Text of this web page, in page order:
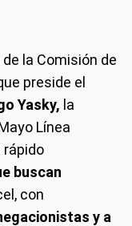
la Comisión de
preside el
Yasky, la
Línea
rápido
buscan
con
y a